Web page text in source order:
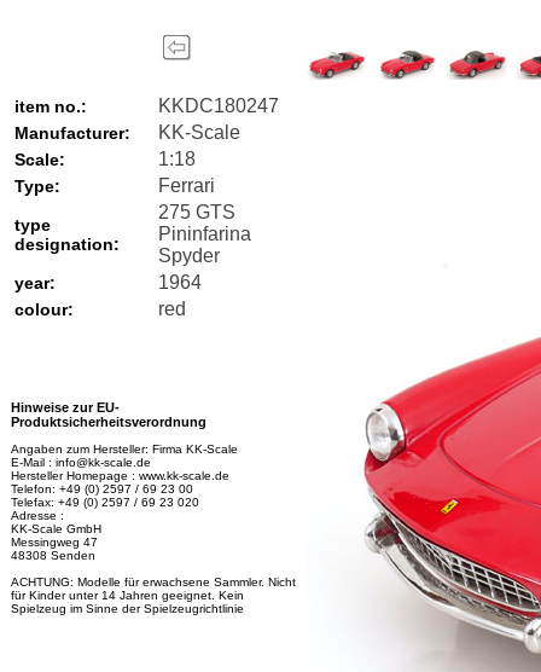
item no.: KKDC180247
Manufacturer: KK-Scale
Scale: 1:18
Type: Ferrari
type
designation:
275 GTS
Pininfarina
Spyder
year: 1964
colour: red
Hinweise zur EU-
Produktsicherheitsverordnung
Angaben zum Hersteller: Firma KK-Scale
E-Mail : info@kk-scale.de
Hersteller Homepage : www.kk-scale.de
Telefon: +49 (0) 2597 / 69 23 00
Telefax: +49 (0) 2597 / 69 23 020
Adresse :
KK-Scale GmbH
Messingweg 47
48308 Senden
ACHTUNG: Modelle für erwachsene Sammler. Nicht
für Kinder unter 14 Jahren geeignet. Kein
Spielzeug im Sinne der Spielzeugrichtlinie